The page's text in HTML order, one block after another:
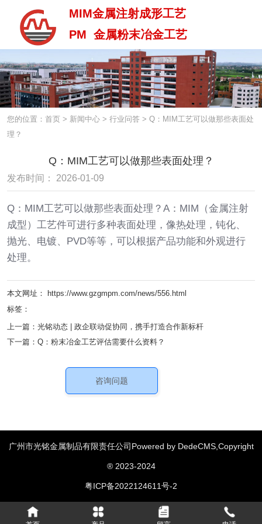
PM 金属粉末治金工艺
MIM金属注射成形工艺
PM 金属粉末冶金工艺
您的位置：首页 > 新闻中心 > 行业问答 > Q：MIM工艺可以做那些表面处
理？
Q：MIM工艺可以做那些表面处理？
发布时间： 2026-01-09
Q：MIM工艺可以做那些表面处理？A：MIM（金属注射
成型）工艺件可进行多种表面处理，像热处理，钝化、
抛光、电镀、PVD等等，可以根据产品功能和外观进行
处理。
本文网址： https://www.gzgmpm.com/news/556.html
标签：
上一篇： 光铭动态 | 政企联动促协同，携手打造合作新标杆
下一篇： Q：粉末冶金工艺评估需要什么资料？
咨询问题
消费类电子配件
医疗器械配件 | 通讯设备配件
广州市光铭金属制品有限责任公司Powered by DedeCMS,Copyright
® 2023-2024
粤ICP备2022124611号-2